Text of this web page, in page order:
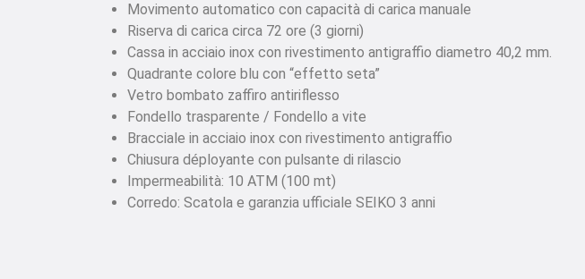
Movimento automatico con capacità di carica manuale
Riserva di carica circa 72 ore (3 giorni)
Cassa in acciaio inox con rivestimento antigraffio diametro 40,2 mm.
Quadrante colore blu con “effetto seta”
Vetro bombato zaffiro antiriflesso
Fondello trasparente / Fondello a vite
Bracciale in acciaio inox con rivestimento antigraffio
Chiusura déployante con pulsante di rilascio
Impermeabilità: 10 ATM (100 mt)
Corredo: Scatola e garanzia ufficiale SEIKO 3 anni